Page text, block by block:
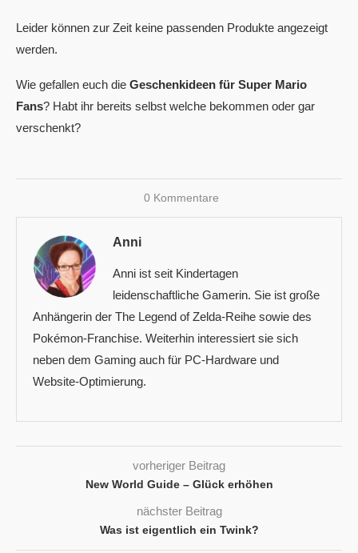
Leider können zur Zeit keine passenden Produkte angezeigt
werden.
Wie gefallen euch die Geschenkideen für Super Mario
Fans? Habt ihr bereits selbst welche bekommen oder gar
verschenkt?
0 Kommentare
Anni
Anni ist seit Kindertagen
leidenschaftliche Gamerin. Sie ist große
Anhängerin der The Legend of Zelda-Reihe sowie des
Pokémon-Franchise. Weiterhin interessiert sie sich
neben dem Gaming auch für PC-Hardware und
Website-Optimierung.
vorheriger Beitrag
New World Guide – Glück erhöhen
nächster Beitrag
Was ist eigentlich ein Twink?